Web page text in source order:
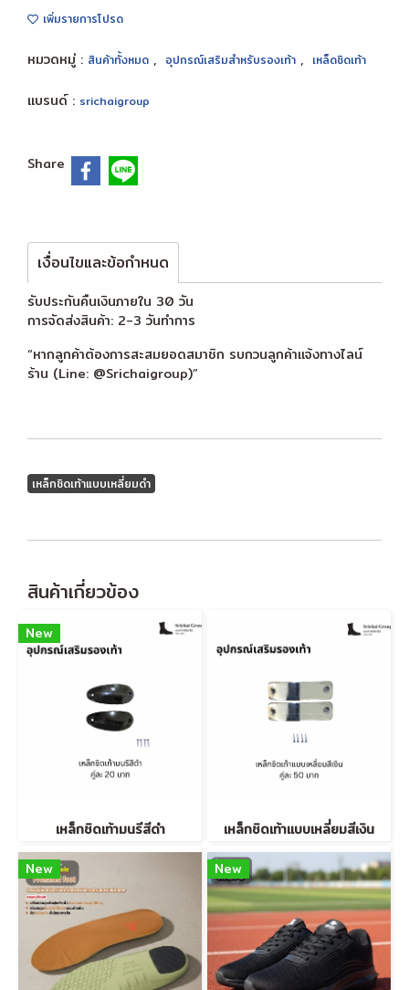
เพิ่มรายการโปรด
หมวดหมู่ : สินค้าทั้งหมด , อุปกรณ์เสริมสำหรับรองเท้า , เหล็ดชิดเท้า
แบรนด์ : srichaigroup
Share
เงื่อนไขและข้อกำหนด
รับประกันคืนเงินภายใน 30 วัน
การจัดส่งสินค้า: 2-3 วันทำการ
“หากลูกค้าต้องการสะสมยอดสมาชิก รบกวนลูกค้าแจ้งทางไลน์
ร้าน (Line: @Srichaigroup)”
เหล็กชิดเท้าแบบเหลี่ยมดำ
สินค้าเกี่ยวข้อง
New
เหล็กชิดเท้ามนรีสีดำ
เหล็กชิดเท้าแบบเหลี่ยมสีเงิน
New
New